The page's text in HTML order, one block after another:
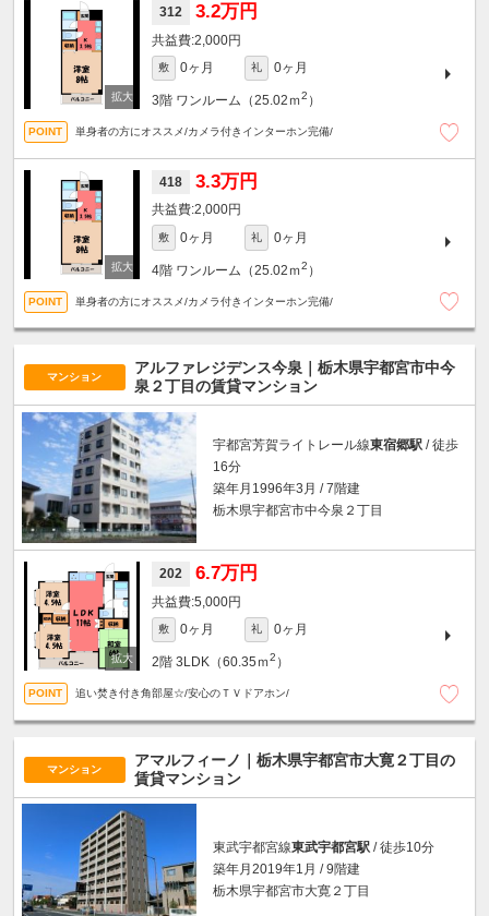
312 3.2万円
2,000円
敷 0ヶ月 礼 0ヶ月
3階 ワンルーム（25.02ｍ2 ）
単身者の方にオススメ/カメラ付きインターホン完備/
418 3.3万円
2,000円
敷 0ヶ月 礼 0ヶ月
4階 ワンルーム（25.02ｍ2 ）
単身者の方にオススメ/カメラ付きインターホン完備/
マンション
アルファレジデンス今泉｜栃木県宇都宮市中今
泉２丁目の賃貸マンション
宇都宮芳賀ライトレール線東宿郷駅 / 徒歩
16分
築年月1996年3月 / 7階建
栃木県宇都宮市中今泉２丁目
202 6.7万円
5,000円
敷 0ヶ月 礼 0ヶ月
2階 3LDK（60.35ｍ2 ）
追い焚き付き角部屋☆/安心のＴＶドアホン/
マンション
アマルフィーノ｜栃木県宇都宮市大寛２丁目の
賃貸マンション
東武宇都宮線東武宇都宮駅 / 徒歩10分
築年月2019年1月 / 9階建
栃木県宇都宮市大寛２丁目